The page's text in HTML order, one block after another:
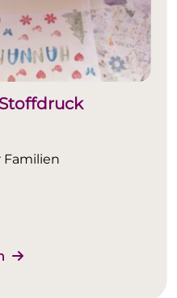
Familien